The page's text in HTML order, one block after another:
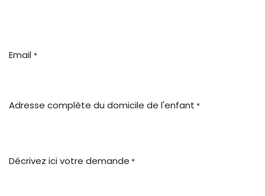
Email *
Adresse complète du domicile de l'enfant *
Décrivez ici votre demande *